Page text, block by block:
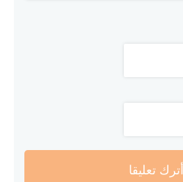
أترك تعليقا